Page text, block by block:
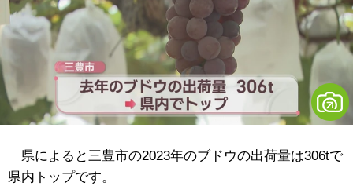
県によると三豊市の2023年のブドウの出荷量は306tで
県内トップです。